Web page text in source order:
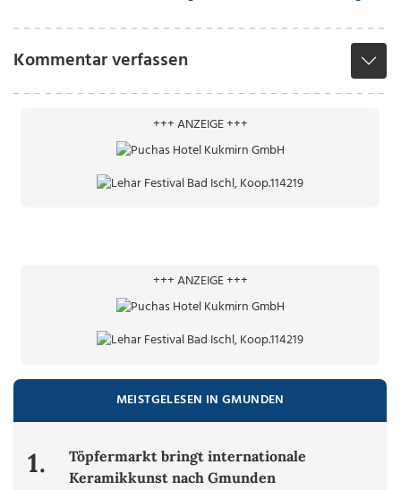
Kommentar verfassen
+++ ANZEIGE +++
+++ ANZEIGE +++
MEISTGELESEN IN GMUNDEN
1.
Töpfermarkt bringt internationale
Keramikkunst nach Gmunden